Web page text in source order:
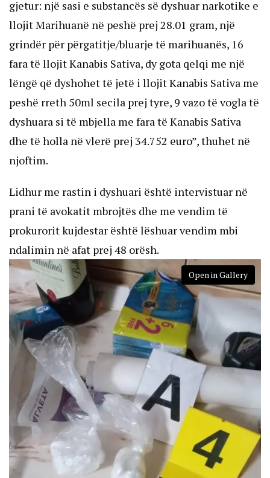
gjetur: një sasi e substancës së dyshuar narkotike e
llojit Marihuanë në peshë prej 28.01 gram, një
grindër për përgatitje/bluarje të marihuanës, 16
fara të llojit Kanabis Sativa, dy gota qelqi me një
lëngë që dyshohet të jetë i llojit Kanabis Sativa me
peshë rreth 50ml secila prej tyre, 9 vazo të vogla të
dyshuara si të mbjella me fara të Kanabis Sativa
dhe të holla në vlerë prej 34.752 euro”, thuhet në
njoftim.
Lidhur me rastin i dyshuari është intervistuar në
prani të avokatit mbrojtës dhe me vendim të
prokurorit kujdestar është lëshuar vendim mbi
ndalimin në afat prej 48 orësh.
Open in Gallery